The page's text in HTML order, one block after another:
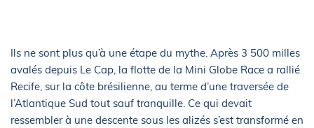
Ils ne sont plus qu’à une étape du mythe. Après 3 500 milles
avalés depuis Le Cap, la flotte de la Mini Globe Race a rallié
Recife, sur la côte brésilienne, au terme d’une traversée de
l’Atlantique Sud tout sauf tranquille. Ce qui devait
ressembler à une descente sous les alizés s’est transformé en